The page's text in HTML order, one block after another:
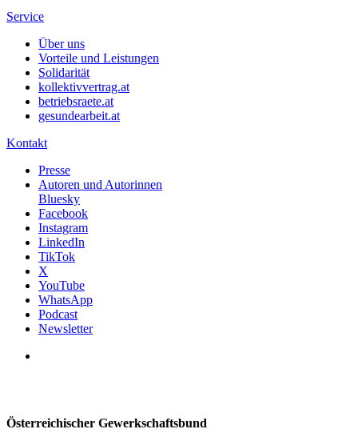
Service
Über uns
Vorteile und Leistungen
Solidarität
kollektivvertrag.at
betriebsraete.at
gesundearbeit.at
Kontakt
Presse
Autoren und Autorinnen
Bluesky
Facebook
Instagram
LinkedIn
TikTok
X
YouTube
WhatsApp
Podcast
Newsletter
Österreichischer Gewerkschaftsbund